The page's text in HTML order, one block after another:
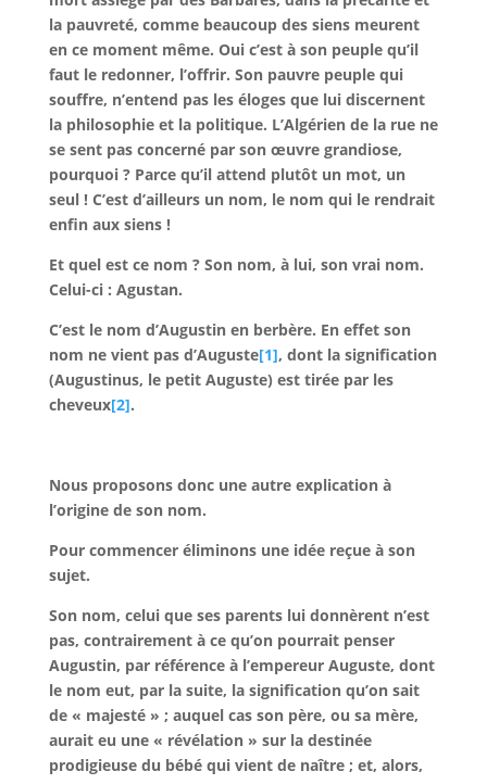
la pauvreté, comme beaucoup des siens meurent
en ce moment même. Oui c’est à son peuple qu’il
faut le redonner, l’offrir. Son pauvre peuple qui
souffre, n’entend pas les éloges que lui discernent
la philosophie et la politique. L’Algérien de la rue ne
se sent pas concerné par son œuvre grandiose,
pourquoi ? Parce qu’il attend plutôt un mot, un
seul ! C’est d’ailleurs un nom, le nom qui le rendrait
enfin aux siens !
Et quel est ce nom ? Son nom, à lui, son vrai nom.
Celui-ci : Agustan.
C’est le nom d’Augustin en berbère. En effet son
nom ne vient pas d’Auguste[1], dont la signification
(Augustinus, le petit Auguste) est tirée par les
cheveux[2].
Nous proposons donc une autre explication à
l’origine de son nom.
Pour commencer éliminons une idée reçue à son
sujet.
Son nom, celui que ses parents lui donnèrent n’est
pas, contrairement à ce qu’on pourrait penser
Augustin, par référence à l’empereur Auguste, dont
le nom eut, par la suite, la signification qu’on sait
de « majesté » ; auquel cas son père, ou sa mère,
aurait eu une « révélation » sur la destinée
prodigieuse du bébé qui vient de naître ; et, alors,